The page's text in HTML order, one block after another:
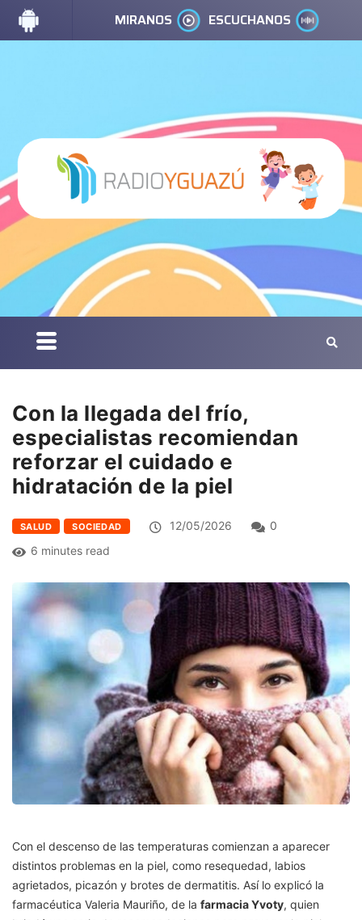
MIRANOS ESCUCHANOS
Con la llegada del frío,
especialistas recomiendan
reforzar el cuidado e
hidratación de la piel
SALUD SOCIEDAD 12/05/2026
0
6 minutes read
Con el descenso de las temperaturas comienzan a aparecer
distintos problemas en la piel, como resequedad, labios
agrietados, picazón y brotes de dermatitis. Así lo explicó la
farmacéutica Valeria Mauriño, de la farmacia Yvoty, quien